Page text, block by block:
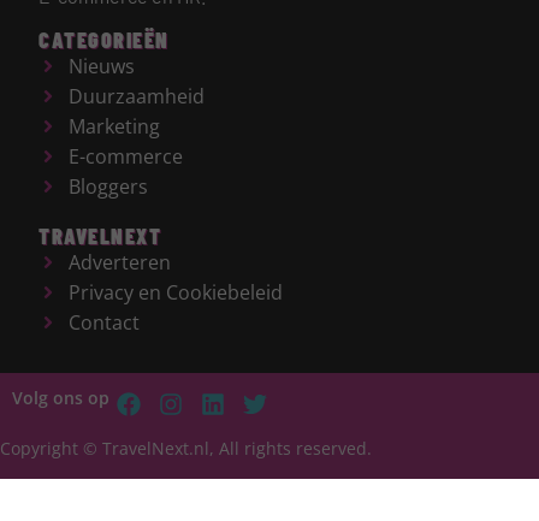
CATEGORIEËN
Nieuws
Duurzaamheid
Marketing
E-commerce
Bloggers
TRAVELNEXT
Adverteren
Privacy en Cookiebeleid
Contact
Volg ons op
Copyright © TravelNext.nl, All rights reserved.